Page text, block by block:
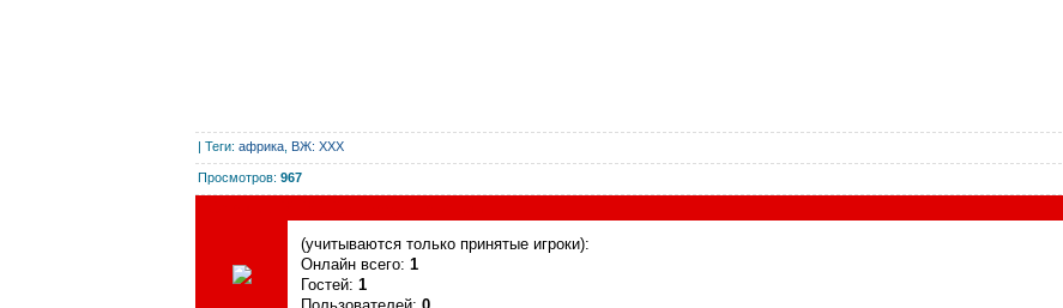
Теги: африка ВЖ: XXX
Просмотров: 967
(учитываются только принятые игроки):
Онлайн всего: 1
Гостей: 1